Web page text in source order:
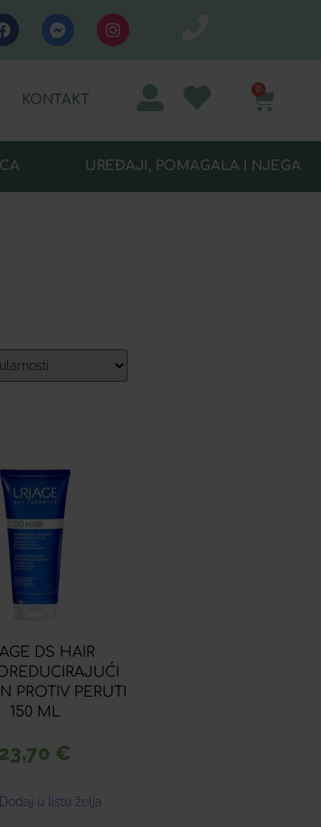
KONTAKT
0
UREĐAJI, POMAGALA I NJEGA
DS HAIR
PROTIV PERUTI
150 ML
23,70 €
Dodaj u listu želja